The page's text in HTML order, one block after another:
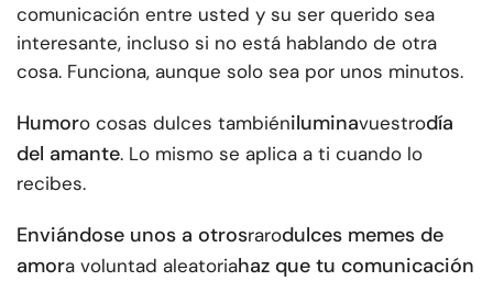
comunicación entre usted y su ser querido sea
interesante, incluso si no está hablando de otra
cosa. Funciona, aunque solo sea por unos minutos.
Humoro cosas dulces tambiéniluminavuestrodía
del amante. Lo mismo se aplica a ti cuando lo
recibes.
Enviándose unos a otrosrarodulces memes de
amora voluntad aleatoriahaz que tu comunicación